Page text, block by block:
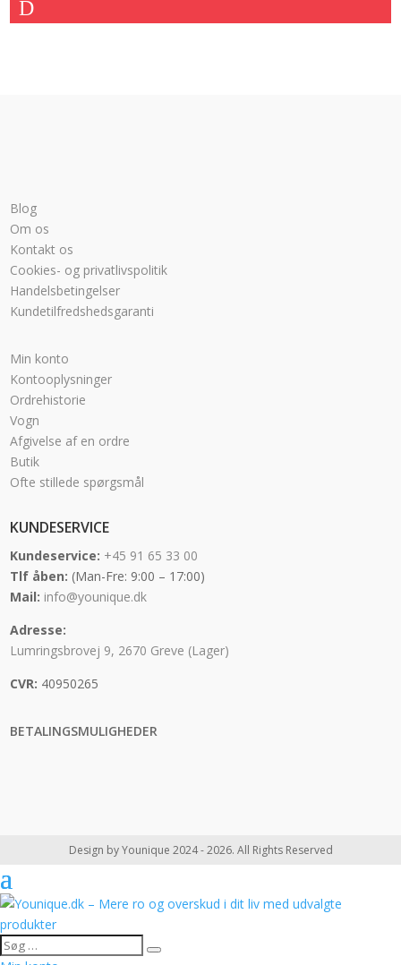
Blog
Om os
Kontakt os
Cookies- og privatlivspolitik
Handelsbetingelser
Kundetilfredshedsgaranti
Min konto
Kontooplysninger
Ordrehistorie
Vogn
Afgivelse af en ordre
Butik
Ofte stillede spørgsmål
KUNDESERVICE
Kundeservice: +45 91 65 33 00
Tlf åben: (Man-Fre: 9:00 – 17:00)
Mail: info@younique.dk
Adresse:
Lumringsbrovej 9, 2670 Greve (Lager)
CVR: 40950265
BETALINGSMULIGHEDER
Design by Younique 2024 - 2026. All Rights Reserved